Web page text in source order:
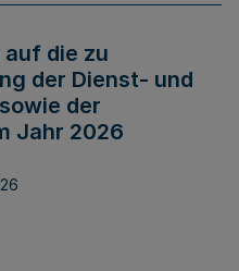
die zu
der Dienst- und
der
Jahr 2026